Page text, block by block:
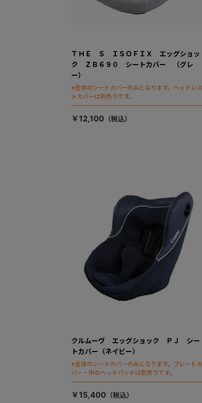
ＴＨＥ Ｓ ＩＳＯＦＩＸ エッグショッ
ク ＺＢ６９０ シートカバー （グレ
ー）
※全体のシートカバーのみとなります。ヘッドレス
トカバーは別売りです。
￥12,100
クルムーヴ エッグショック ＰＪ シー
トカバー（ネイビー）
※全体のシートカバーのみとなります。プレートカ
バー・中のヘッドパッドは別売りです。
￥15,400